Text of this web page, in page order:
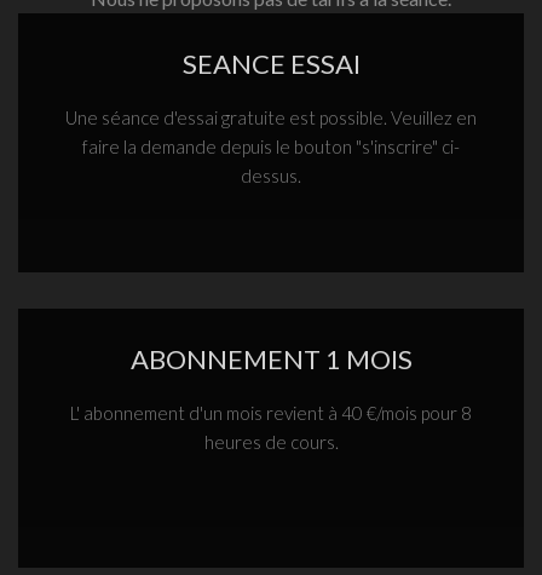
SEANCE ESSAI
Une séance d'essai gratuite est possible. Veuillez en
faire la demande depuis le bouton "s'inscrire" ci-
dessus.
ABONNEMENT 1 MOIS
L' abonnement d'un mois revient à 40 €/mois pour 8
heures de cours.